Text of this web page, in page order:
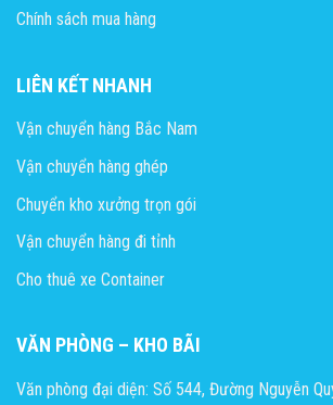
Chính sách mua hàng
LIÊN KẾT NHANH
Vận chuyển hàng Bắc Nam
Vận chuyển hàng ghép
Chuyển kho xưởng trọn gói
Vận chuyển hàng đi tỉnh
Cho thuê xe Container
VĂN PHÒNG – KHO BÃI
Văn phòng đại diện: Số 544, Đường Nguyễn